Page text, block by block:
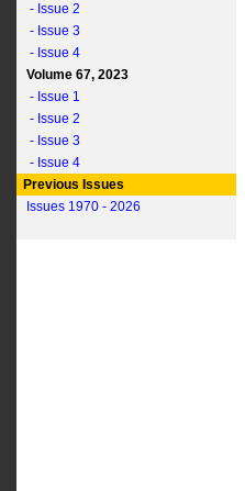
- Issue 2
- Issue 3
- Issue 4
Volume 67, 2023
- Issue 1
- Issue 2
- Issue 3
- Issue 4
Previous Issues
Issues 1970 - 2026